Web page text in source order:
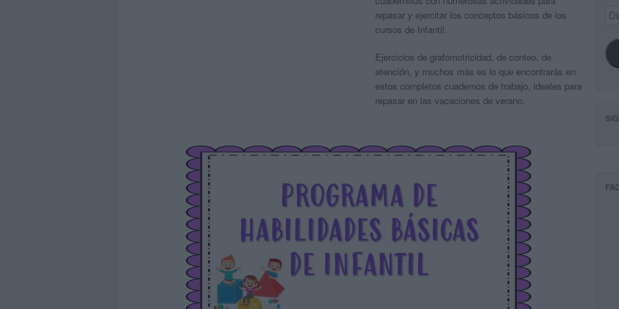
repasar y ejercitar los conceptos básicos de los
cursos de Infantil.
Ejercicios de grafomotricidad, de conteo, de
atención, y muchos más es lo que encontrarás en
estos completos cuadernos de trabajo, ideales para
repasar en las vacaciones de verano.
de